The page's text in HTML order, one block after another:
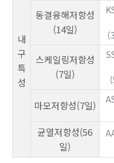
내
구
특
성
동결융해저항성
(14일)
스케일링저항성
(7일)
마모저항성(7일)
균열저항성(56
일)